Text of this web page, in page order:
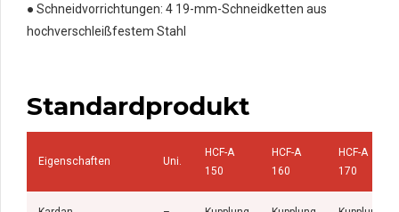
● Schneidvorrichtungen: 4 19-mm-Schneidketten aus
hochverschleißfestem Stahl
Standardprodukt
Eigenschaften Uni.
HCF-A
150
HCF-A
160
HCF-A
170